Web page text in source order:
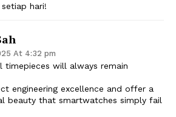
hari!
At 4:32 pm
timepieces will always remain
engineering excellence and offer a
beauty that smartwatches simply fail